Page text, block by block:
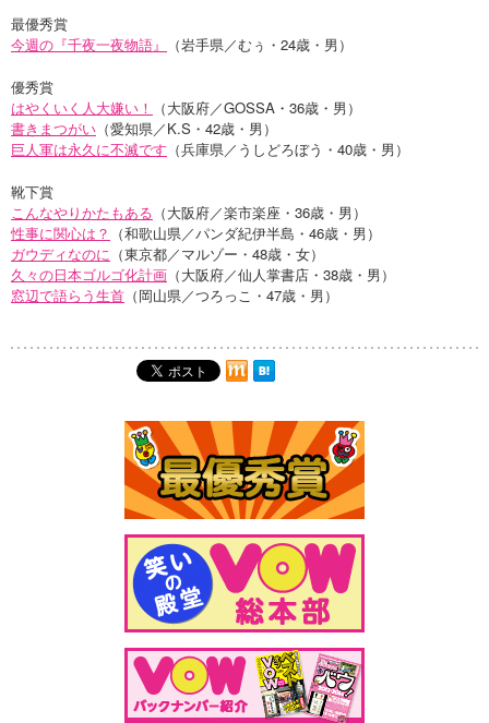
最優秀賞
今週の『千夜一夜物語』
（岩手県／むぅ・24歳・男）
優秀賞
はやくいく人大嫌い！
（大阪府／GOSSA・36歳・男）
書きまつがい （愛知県／K.S・42歳・男）
巨人軍は永久に不滅です （兵庫県／うしどろぼう・40歳・男）
靴下賞
こんなやりかたもある （大阪府／楽市楽座・36歳・男）
性事に関心は？ （和歌山県／パンダ紀伊半島・46歳・男）
ガウディなのに （東京都／マルゾー・48歳・女）
久々の日本ゴルゴ化計画 （大阪府／仙人掌書店・38歳・男）
窓辺で語らう生首 （岡山県／つろっこ・47歳・男）